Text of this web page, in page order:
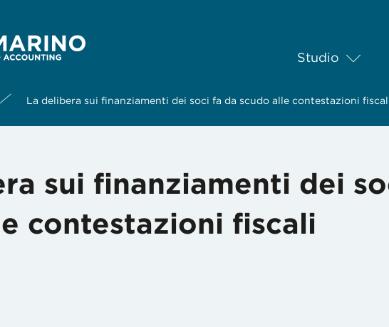
Studio
La delibera sui finanziamenti dei soci fa da scudo alle contestazioni
sui finanziamenti dei
contestazioni fiscali